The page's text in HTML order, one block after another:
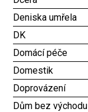
Deniska umřela
DK
Domácí péče
Domestik
Doprovázení
Dům bez východu